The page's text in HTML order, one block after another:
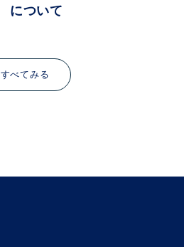
について
すべてみる